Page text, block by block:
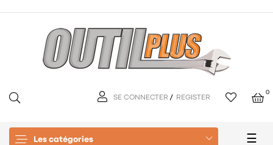
SE CONNECTER / REGISTER
0
Les catégories ☰